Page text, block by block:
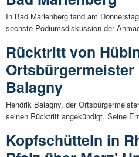
In Bad Marienberg fand am
sechste Podiumsdiskussion der
Rücktritt von
Balagny
Hendrik Balagny, der
seinen Rücktritt angekündigt. Seine
Kopfschütteln in